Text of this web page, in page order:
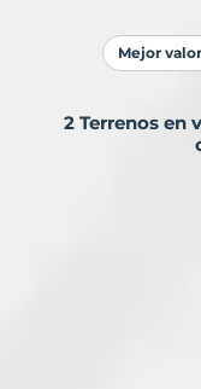
Ordenar
Mejor
2 Terrenos en